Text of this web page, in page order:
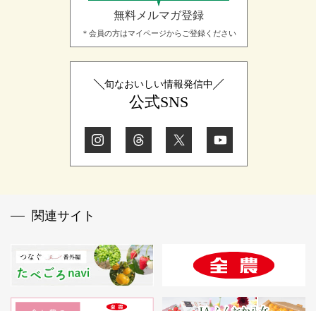
無料メルマガ登録
＊会員の方はマイページからご登録ください
旬なおいしい情報発信中
公式SNS
関連サイト